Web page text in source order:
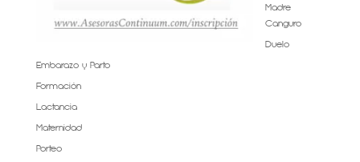
Madre
Canguro
Duelo
Embarazo y Parto
Formación
Lactancia
Maternidad
Porteo